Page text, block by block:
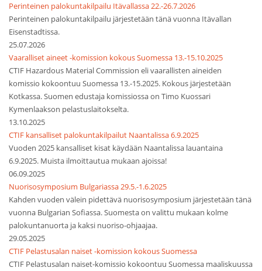
Perinteinen palokuntakilpailu Itävallassa 22.-26.7.2026
Perinteinen palokuntakilpailu järjestetään tänä vuonna Itävallan
Eisenstadtissa.
25.07.2026
Vaaralliset aineet -komission kokous Suomessa 13.-15.10.2025
CTIF Hazardous Material Commission eli vaarallisten aineiden
komissio kokoontuu Suomessa 13.-15.2025. Kokous järjestetään
Kotkassa. Suomen edustaja komissiossa on Timo Kuossari
Kymenlaakson pelastuslaitokselta.
13.10.2025
CTIF kansalliset palokuntakilpailut Naantalissa 6.9.2025
Vuoden 2025 kansalliset kisat käydään Naantalissa lauantaina
6.9.2025. Muista ilmoittautua mukaan ajoissa!
06.09.2025
Nuorisosymposium Bulgariassa 29.5.-1.6.2025
Kahden vuoden välein pidettävä nuorisosymposium järjestetään tänä
vuonna Bulgarian Sofiassa. Suomesta on valittu mukaan kolme
palokuntanuorta ja kaksi nuoriso-ohjaajaa.
29.05.2025
CTIF Pelastusalan naiset -komission kokous Suomessa
CTIF Pelastusalan naiset-komissio kokoontuu Suomessa maaliskuussa